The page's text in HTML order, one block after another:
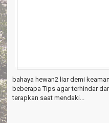
bahaya hewan2 liar demi
beberapa Tips agar terhindar
terapkan saat mendaki...